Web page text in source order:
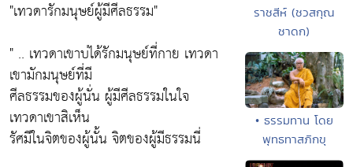
"เทวดารักมนุษย์ผู้มีศีลธรรม"
" .. เทวดาเขาบ่ได้รักมนุษย์ที่กาย เทวดา
เขามักมนุษย์ที่มี
ศีลธรรมของผู้นั่น ผู้มีศีลธรรมในใจ
เทวดาเขาสิเห็น
รัศมีในจิตของผู้นั้น จิตของผู้มีธรรมนี่
ราชสีห์ (ชวสกุณ
ชาดก)
• ธรรมทาน โดย
พุทธทาสภิกขุ